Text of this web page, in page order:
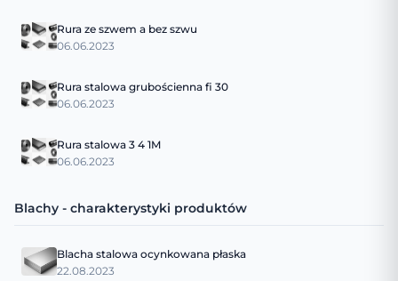
Rura ze szwem a bez szwu
06.06.2023
Rura stalowa grubościenna fi 30
06.06.2023
Rura stalowa 3 4 1M
06.06.2023
Blachy - charakterystyki produktów
Blacha stalowa ocynkowana płaska
22.08.2023